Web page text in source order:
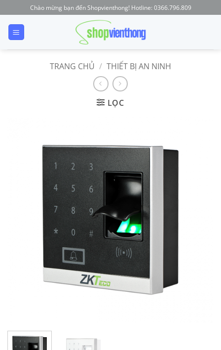
to
content
Chào mừng bạn đến Shopvienthong! Hotline: 0366.796.809
TRANG CHỦ / THIẾT BỊ AN NINH
LỌC